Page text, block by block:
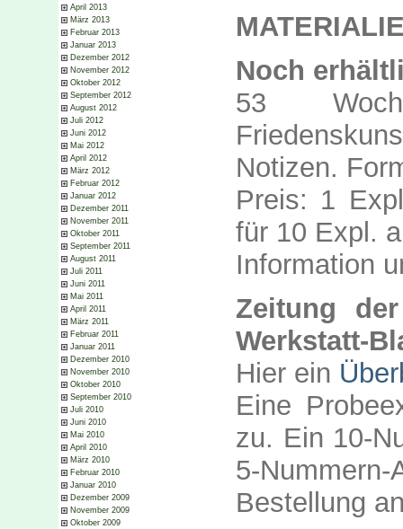
April 2013
März 2013
Februar 2013
Januar 2013
Dezember 2012
November 2012
Oktober 2012
September 2012
August 2012
Juli 2012
Juni 2012
Mai 2012
April 2012
März 2012
Februar 2012
Januar 2012
Dezember 2011
November 2011
Oktober 2011
September 2011
August 2011
Juli 2011
Juni 2011
Mai 2011
April 2011
März 2011
Februar 2011
Januar 2011
Dezember 2010
November 2010
Oktober 2010
September 2010
Juli 2010
Juni 2010
Mai 2010
April 2010
März 2010
Februar 2010
Januar 2010
Dezember 2009
November 2009
Oktober 2009
Noch
53
Notizen.
Preis: 1
für 10 Expl.
Information
Zeitung
Werkstatt-
Hier ein
Eine
zu. Ein 10-
5-Nummern-
Bestellung